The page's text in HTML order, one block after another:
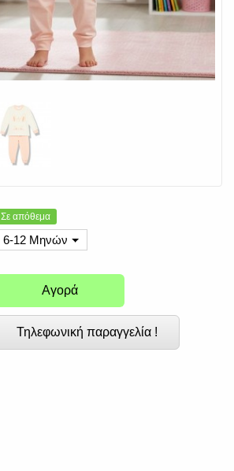
Σε απόθεμα
6-12 Μηνών
Αγορά
Τηλεφωνική παραγγελία !